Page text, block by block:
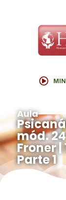
Aula
mód.
Froner |
Parte 1